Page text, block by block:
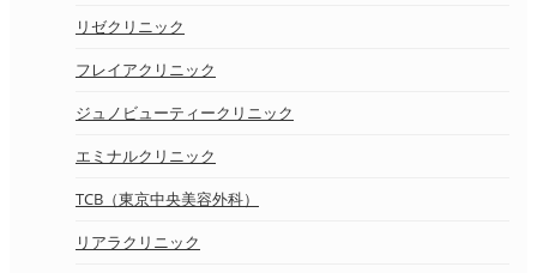
リゼクリニック
フレイアクリニック
ジュノビューティークリニック
エミナルクリニック
TCB（東京中央美容外科）
リアラクリニック